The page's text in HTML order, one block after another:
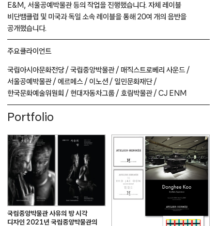
E&M, 서울공예박물관 등의 작업을 진행했습니다. 자체 레이블
비단뱀클럽 및 미국과 독일 소속 레이블을 통해 20여 개의 음반을
공개했습니다.
주요클라이언트
국립아시아문화전당 / 국립중앙박물관 / 매직스트로베리 사운드 /
서울공예박물관 / 에르메스 / 이노션 / 일민문화재단 /
한국문화예술위원회 / 현대자동차그룹 / 호림박물관 / CJ ENM
Portfolio
국립중앙박물관 사유의 방 시각
디자인 2021년 국립중앙박물관의